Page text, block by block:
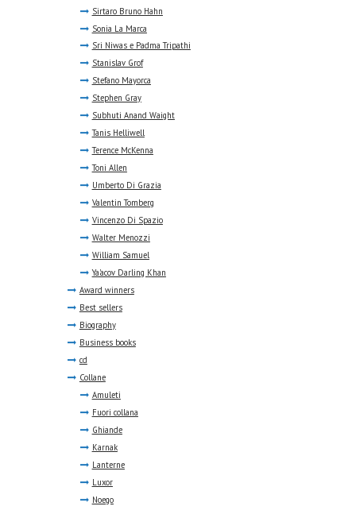
Sirtaro Bruno Hahn
Sonia La Marca
Sri Niwas e Padma Tripathi
Stanislav Grof
Stefano Mayorca
Stephen Gray
Subhuti Anand Waight
Tanis Helliwell
Terence McKenna
Toni Allen
Umberto Di Grazia
Valentin Tomberg
Vincenzo Di Spazio
Walter Menozzi
William Samuel
Ya'acov Darling Khan
Award winners
Best sellers
Biography
Business books
cd
Collane
Amuleti
Fuori collana
Ghiande
Karnak
Lanterne
Luxor
Noego